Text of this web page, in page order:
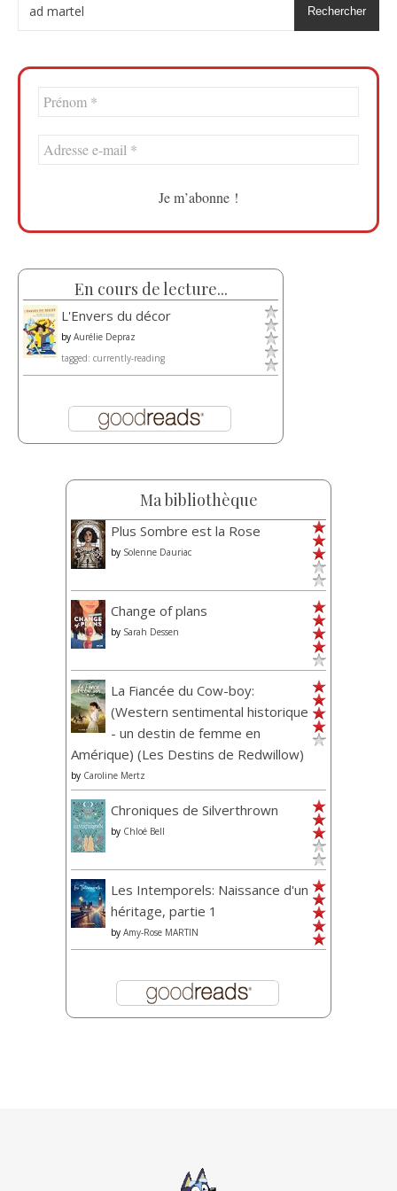
Rechercher
En cours de lecture...
L'Envers du décor
by Aurélie Depraz
tagged: currently-reading
Ma bibliothèque
Plus Sombre est la Rose
by Solenne Dauriac
Change of plans
by Sarah Dessen
La Fiancée du Cow-boy:
(Western sentimental historique
- un destin de femme en
Amérique) (Les Destins de Redwillow)
by Caroline Mertz
Chroniques de Silverthrown
by Chloé Bell
Les Intemporels: Naissance d'un
héritage, partie 1
by Amy-Rose MARTIN